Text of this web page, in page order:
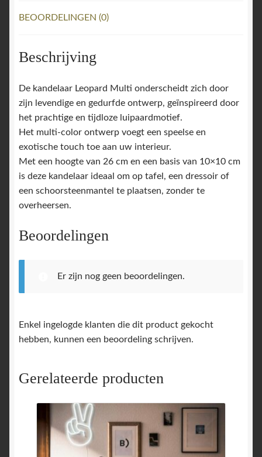
aantal
BEOORDELINGEN (0)
Beschrijving
De kandelaar Leopard Multi onderscheidt zich door
zijn levendige en gedurfde ontwerp, geïnspireerd door
het prachtige en tijdloze luipaardmotief.
Het multi-color ontwerp voegt een speelse en
exotische touch toe aan uw interieur.
Met een hoogte van 26 cm en een basis van 10×10 cm
is deze kandelaar ideaal om op tafel, een dressoir of
een schoorsteenmantel te plaatsen, zonder te
overheersen.
Beoordelingen
Er zijn nog geen beoordelingen.
Enkel ingelogde klanten die dit product gekocht
hebben, kunnen een beoordeling schrijven.
Gerelateerde producten